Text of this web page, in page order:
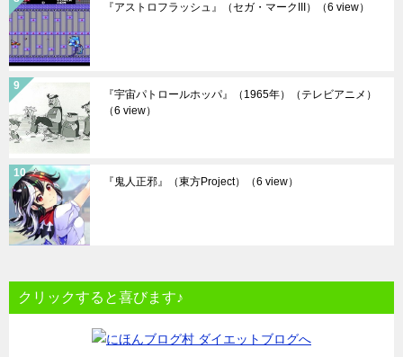
『アストロフラッシュ』（セガ・マークIII） （6 view）
『宇宙パトロールホッパ』（1965年）（テレビアニメ）
（6 view）
『鬼人正邪』（東方Project） （6 view）
クリックすると喜びます♪